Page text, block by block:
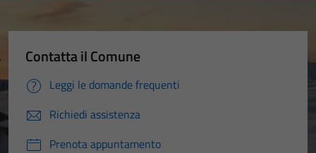
Contatta il Comune
Leggi le domande frequenti
Richiedi assistenza
Prenota appuntamento